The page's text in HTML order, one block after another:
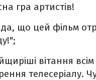
гра артистів!
що цей фільм
вітання
телесеріалу.